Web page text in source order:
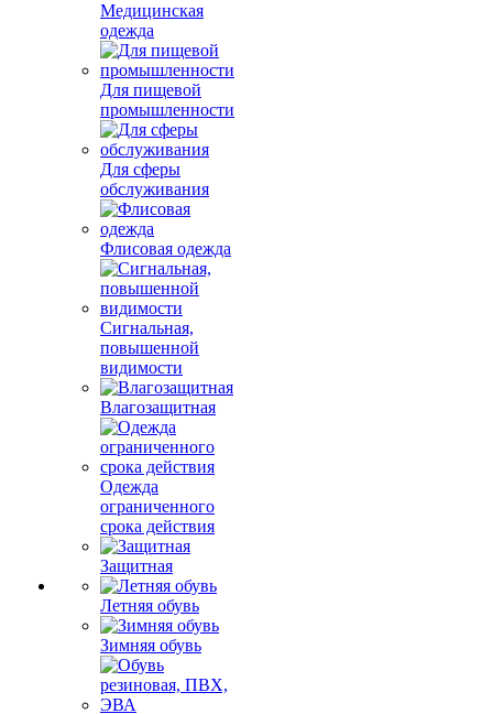
Медицинская
одежда
Для пищевой
промышленности
Для сферы
обслуживания
Флисовая одежда
Сигнальная,
повышенной
видимости
Влагозащитная
Одежда
ограниченного
срока действия
Защитная
Летняя обувь
Зимняя обувь